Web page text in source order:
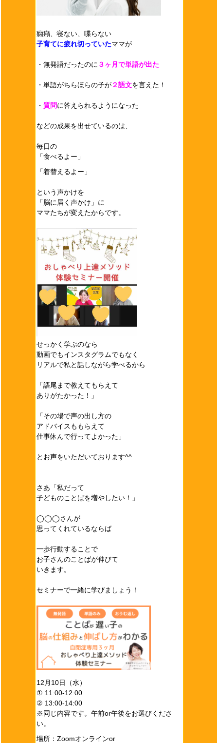
癇癪、寝ない、喋らない
子育てに疲れ切っていたママが
・無発語だったのに ３ヶ月で単語が出た
・単語がちらほらの子が２語文を言えた！
・ 質問に答えられるようになった
などの成果を出せているのは、
毎日の
「食べるよー」
「着替えるよー」
という声かけを
「脳に届く声かけ」に
ママたちが変えたからです。
せっかく学ぶのなら
動画でもインスタグラムでもなく
リアルで私と話しながら学べるから
「語尾まで教えてもらえて
ありがたかった！」
「その場で声の出し方の
アドバイスももらえて
仕事休んで行ってよかった」
とお声をいただいております^^
さあ「私だって
子どものことばを増やしたい！」
◯◯◯さんが
思ってくれているならば
一歩行動することで
お子さんのことばが伸びて
いきます。
セミナーで一緒に学びましょう！
12月10日（水）
① 11:00-12:00
② 13:00-14:00
※同じ内容です。午前or午後をお選びくださ
い。
場所：Zoomオンラインor